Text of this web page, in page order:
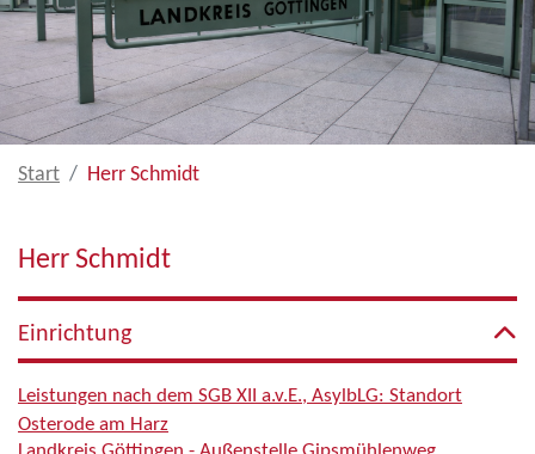
Start Herr Schmidt
Herr Schmidt
Einrichtung
Leistungen nach dem SGB XII a.v.E., AsylbLG: Standort
Osterode am Harz